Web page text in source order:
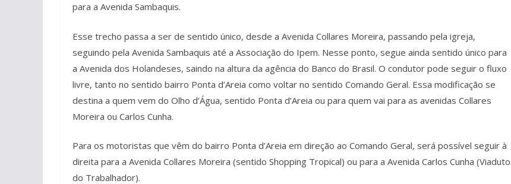
para a Avenida Sambaquis.
Esse trecho passa a ser de sentido único, desde a Avenida Collares Moreira, passando pela igreja,
seguindo pela Avenida Sambaquis até a Associação do Ipem. Nesse ponto, segue ainda sentido único para
a Avenida dos Holandeses, saindo na altura da agência do Banco do Brasil. O condutor pode seguir o fluxo
livre, tanto no sentido bairro Ponta d’Areia como voltar no sentido Comando Geral. Essa modificação se
destina a quem vem do Olho d’Água, sentido Ponta d’Areia ou para quem vai para as avenidas Collares
Moreira ou Carlos Cunha.
Para os motoristas que vêm do bairro Ponta d’Areia em direção ao Comando Geral, será possível seguir à
direita para a Avenida Collares Moreira (sentido Shopping Tropical) ou para a Avenida Carlos Cunha (Viaduto
do Trabalhador).